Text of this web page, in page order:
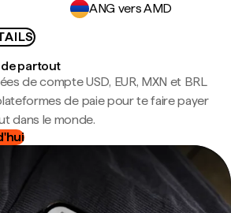
ANG vers AMD
de partout
de compte USD, EUR, MXN et BRL
de paie pour te faire payer
dans le monde.